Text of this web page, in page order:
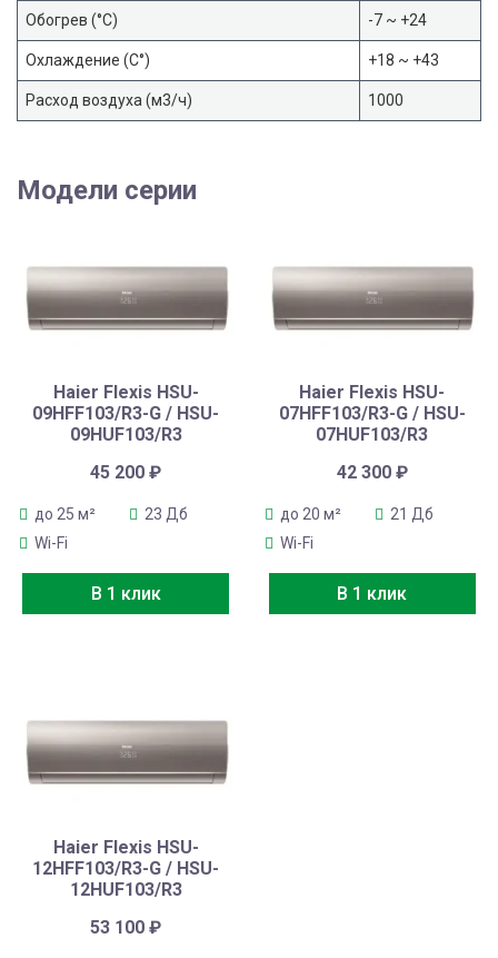
Обогрев (°С) -7 ~ +24
Охлаждение (С°) +18 ~ +43
Расход воздуха (м3/ч) 1000
Модели серии
Haier Flexis HSU-
09HFF103/R3-G / HSU-
09HUF103/R3
45 200₽
до 25 м²
23 Дб
Wi-Fi
В 1 клик
Haier Flexis HSU-
07HFF103/R3-G / HSU-
07HUF103/R3
42 300 ₽
до 20 м²
21 Дб
Wi-Fi
В 1 клик
Haier Flexis HSU-
12HFF103/R3-G / HSU-
12HUF103/R3
53 100₽